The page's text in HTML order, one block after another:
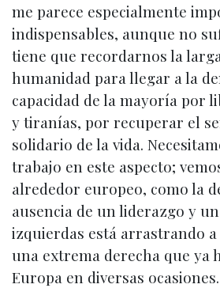
me parece especialmente
indispensables, aunque no
tiene que recordarnos la
humanidad para llegar a la
capacidad de la mayoría por
y tiranías, por recuperar el
solidario de la vida.
trabajo en este aspecto;
alrededor europeo, como la
ausencia de un liderazgo y
izquierdas está arrastrando a
una extrema derecha que ya
Europa en diversas